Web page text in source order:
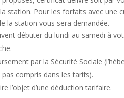
station. Pour les forfaits avec une
la station vous sera demandée.
débuter du lundi au samedi à
par la Sécurité Sociale
compris dans les tarifs).
l’objet d’une déduction tarifaire.